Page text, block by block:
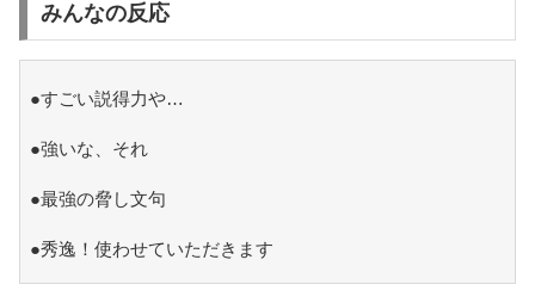
みんなの反応
●すごい説得力や…
●強いな、それ
●最強の脅し文句
●秀逸！使わせていただきます